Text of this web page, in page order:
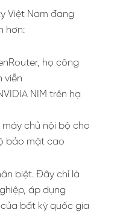
Việt Nam đang
hơn:
họ công
viễn
NIM trên hạ
máy chủ nội bộ cho
bảo mật cao
biệt. Đây chỉ là
áp dụng
bất kỳ quốc gia